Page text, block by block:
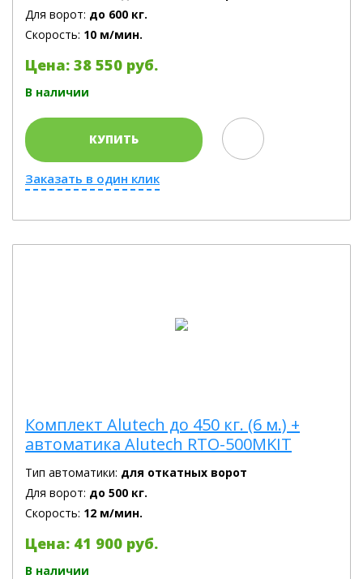
Для ворот: до 600 кг.
Скорость: 10 м/мин.
Цена: 38 550 руб.
В наличии
КУПИТЬ
Заказать в один клик
Комплект Alutech до 450 кг. (6 м.) +
автоматика Alutech RTO-500MKIT
Тип автоматики: для откатных ворот
Для ворот: до 500 кг.
Скорость: 12 м/мин.
Цена: 41 900 руб.
В наличии